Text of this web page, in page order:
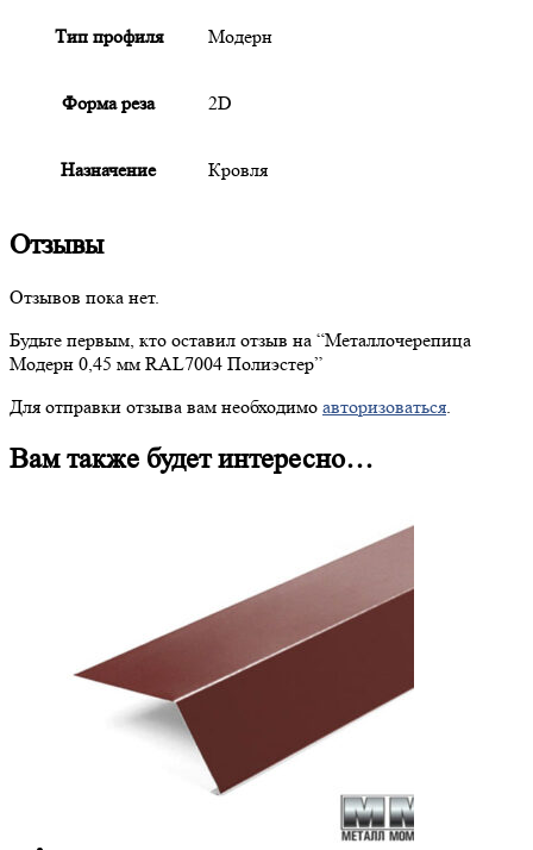
Тип профиля Модерн
Форма реза 2D
Назначение Кровля
Отзывы
Отзывов пока нет.
Будьте первым, кто оставил отзыв на “Металлочерепица
Модерн 0,45 мм RAL7004 Полиэстер”
Для отправки отзыва вам необходимо авторизоваться
Вам также будет интересно…